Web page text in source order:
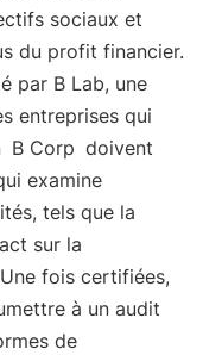
sociaux et
du profit financier.
par B Lab, une
entreprises qui
B Corp doivent
examine
tels que la
sur la
fois certifiées,
à un audit
de